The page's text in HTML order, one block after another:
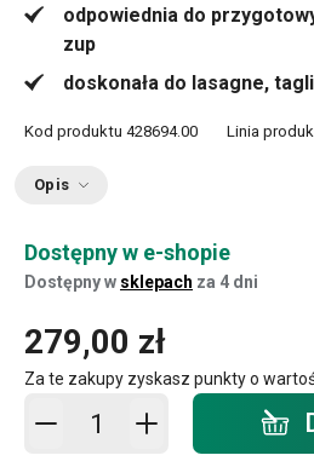
odpowiednia do
zup
doskonała do lasagne,
Kod produktu 428694.00 Linia
Opis
Dostępny w e-shopie
Dostępny w sklepach za 4 dni
279,00 zł
Za te zakupy zyskasz punkty o
Dodaj do koszyka - ilość